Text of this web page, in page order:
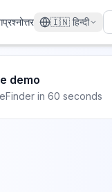
प्रश्नोत्तर 🇮🇳 हिन्दी
demo
in 60 seconds